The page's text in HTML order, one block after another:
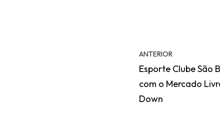
ANTERIOR
Esporte Clube São
com o Mercado
Down